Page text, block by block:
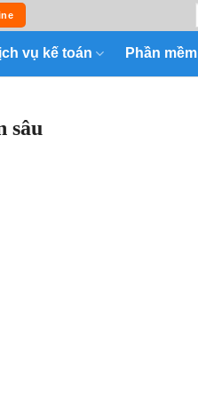
vụ kế toán Phần mềm
sâu